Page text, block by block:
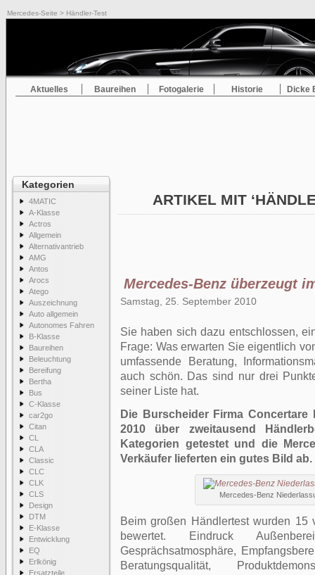
Mercedes-Seite > Händler-Test
Aktuelles Baureihen Fotogalerie Historie Dicke
Kategorien
4MATIC
A-Klasse
Actros
Allgemein
Alternativantrieb
AMG
Antos
Arocs
Atego
Auszeichnung
Auto allgemein
Autonomes Fahren
B-Klasse
Baureihen
Beleuchtung
Bereifung
Bertha
Bus
C-Klasse
car2go
Citan
CL
CLA
Classic
CLC
CLK
CLS
Design
DTM
E-Klasse
Entwicklung
EQ
Erlkönig
Ersatzteile
ARTIKEL MIT
Mercedes-Benz überzeugt
Samstag, 25. September 2010
Sie haben sich dazu entschlossen,
Frage: Was erwarten Sie eigentlich
umfassende Beratung,
auch schön. Das sind nur drei
seiner Liste hat.
Die Burscheider Firma
2010 über zweitausend
Kategorien getestet und die
Verkäufer lieferten ein gutes Bild ab.
Mercedes-Benz
Beim großen Händlertest wurden 15
bewertet. Eindruck
Gesprächsatmosphäre,
Beratungsqualität,